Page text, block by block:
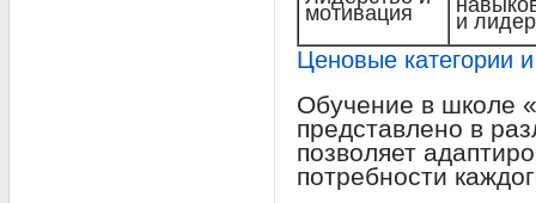
мотивация и
Ценовые категории
Обучение в школе
представлено в
позволяет
потребности